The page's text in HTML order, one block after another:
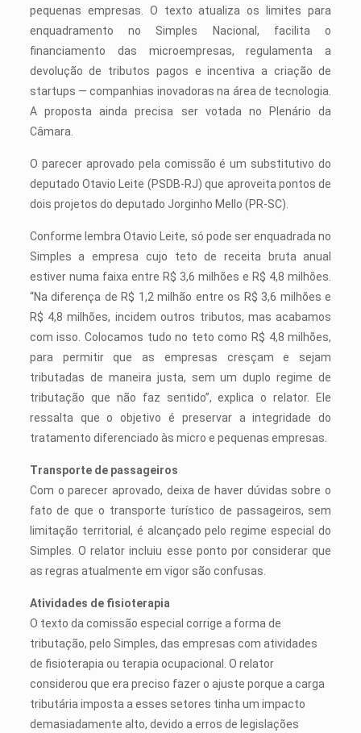
pequenas empresas. O texto atualiza os limites para
enquadramento no Simples Nacional, facilita o
financiamento das microempresas, regulamenta a
devolução de tributos pagos e incentiva a criação de
startups — companhias inovadoras na área de tecnologia.
A proposta ainda precisa ser votada no Plenário da
Câmara.
O parecer aprovado pela comissão é um substitutivo do
deputado Otavio Leite (PSDB-RJ) que aproveita pontos de
dois projetos do deputado Jorginho Mello (PR-SC).
Conforme lembra Otavio Leite, só pode ser enquadrada no
Simples a empresa cujo teto de receita bruta anual
estiver numa faixa entre R$ 3,6 milhões e R$ 4,8 milhões.
“Na diferença de R$ 1,2 milhão entre os R$ 3,6 milhões e
R$ 4,8 milhões, incidem outros tributos, mas acabamos
com isso. Colocamos tudo no teto como R$ 4,8 milhões,
para permitir que as empresas cresçam e sejam
tributadas de maneira justa, sem um duplo regime de
tributação que não faz sentido”, explica o relator. Ele
ressalta que o objetivo é preservar a integridade do
tratamento diferenciado às micro e pequenas empresas.
Transporte de passageiros
Com o parecer aprovado, deixa de haver dúvidas sobre o
fato de que o transporte turístico de passageiros, sem
limitação territorial, é alcançado pelo regime especial do
Simples. O relator incluiu esse ponto por considerar que
as regras atualmente em vigor são confusas.
Atividades de fisioterapia
O texto da comissão especial corrige a forma de
tributação, pelo Simples, das empresas com atividades
de fisioterapia ou terapia ocupacional. O relator
considerou que era preciso fazer o ajuste porque a carga
tributária imposta a esses setores tinha um impacto
demasiadamente alto, devido a erros de legislações